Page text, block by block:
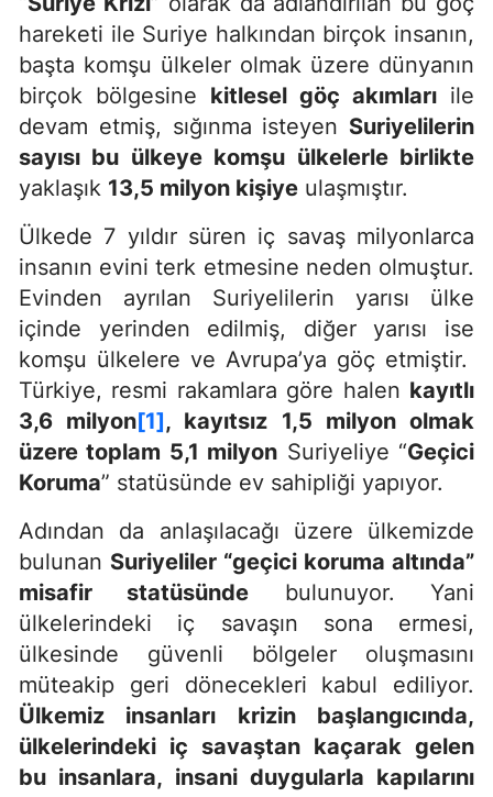
hareketi ile Suriye halkından birçok insanın,
başta komşu ülkeler olmak üzere dünyanın
birçok bölgesine kitlesel göç akımları ile
devam etmiş, sığınma isteyen Suriyelilerin
sayısı bu ülkeye komşu ülkelerle birlikte
yaklaşık 13,5 milyon kişiye ulaşmıştır.
Ülkede 7 yıldır süren iç savaş milyonlarca
insanın evini terk etmesine neden olmuştur.
Evinden ayrılan Suriyelilerin yarısı ülke
içinde yerinden edilmiş, diğer yarısı ise
komşu ülkelere ve Avrupa’ya göç etmiştir.
Türkiye, resmi rakamlara göre halen kayıtlı
3,6 milyon[1], kayıtsız 1,5 milyon olmak
üzere toplam 5,1 milyon Suriyeliye “Geçici
Koruma” statüsünde ev sahipliği yapıyor.
Adından da anlaşılacağı üzere ülkemizde
bulunan Suriyeliler “geçici koruma altında”
misafir statüsünde bulunuyor. Yani
ülkelerindeki iç savaşın sona ermesi,
ülkesinde güvenli bölgeler oluşmasını
müteakip geri dönecekleri kabul ediliyor.
Ülkemiz insanları krizin başlangıcında,
ülkelerindeki iç savaştan kaçarak gelen
bu insanlara, insani duygularla kapılarını